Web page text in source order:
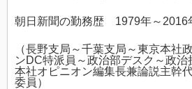
朝日新聞の勤務歴 1979年～2016
（長野支局～千葉支局～東京本社
ンDC特派員～政治部デスク～政
本社オピニオン編集長兼論説主幹
委員）